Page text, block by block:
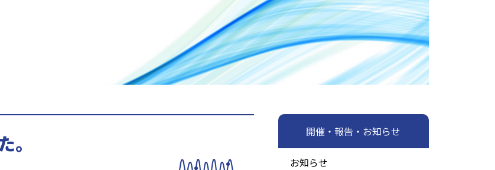
開催・報告・お知らせ
お知らせ